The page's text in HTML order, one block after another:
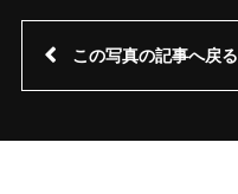
この写真の記事へ戻る